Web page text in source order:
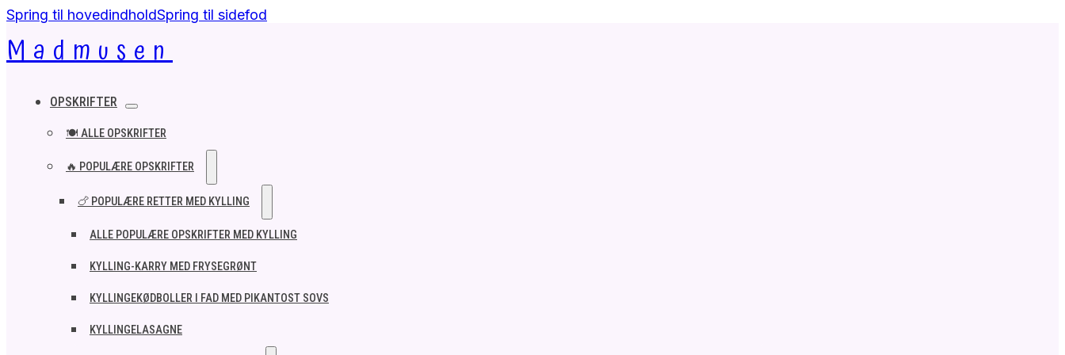
Spring til hovedindholdSpring til sidefod
Madmusen
OPSKRIFTER
🍽️ ALLE OPSKRIFTER
🔥 POPULÆRE OPSKRIFTER
🍗 POPULÆRE RETTER MED KYLLING
ALLE POPULÆRE OPSKRIFTER MED KYLLING
KYLLING-KARRY MED FRYSEGRØNT
KYLLINGEKØDBOLLER I FAD MED PIKANTOST SOVS
KYLLINGELASAGNE